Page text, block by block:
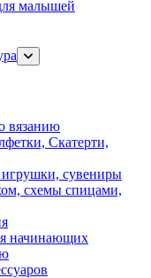
малышей
вязанию
Скатерти,
сувениры
схемы спицами,
начинающих